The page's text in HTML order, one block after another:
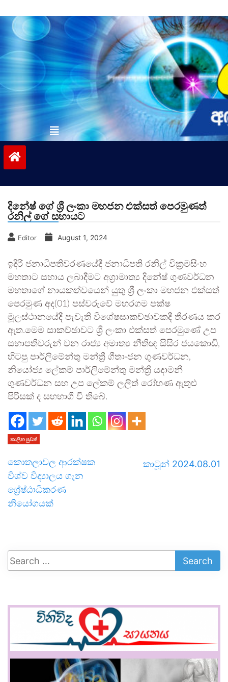
to
contentvinivida.lk
දිනේෂ් ගේ ශ්‍රී ලංකා මහජන එක්සත් පෙරමුණත්
රනිල් ගේ සහායට
Editor August 1, 2024
ඉදිරි ජනාධිපතිවරණයේදී ජනාධිපති රනිල් වික්‍රමසිංහ
මහතාට සහාය ලබාදීමට අග්‍රාමාත්‍ය දිනේෂ් ගුණවර්ධන
මහතාගේ නායකත්වයෙන් යුතු ශ්‍රී ලංකා මහජන එක්සත්
පෙරමුණ අද(01) පස්වරුවේ මහරගම පක්ෂ
මූලස්ථානයේදී පැවැති විශේෂසාකච්ඡාවකදී තීරණය කර
ඇත.මෙම සාකච්ඡාවට ශ්‍රී ලංකා එක්සත් පෙරමුණේ උප
සභාපතිවරුන් වන රාජ්‍ය අමාත්‍ය නීතිඥ සිසිර ජයකොඩි,
හිටපු පාර්ලිමේන්තු මන්ත්‍රී ගීතාංජන ගුණවර්ධන,
නියෝජ්‍ය ලේකම් පාර්ලිමේන්තු මන්ත්‍රී යදාමනී
ගුණවර්ධන සහ උප ලේකම් ලලිත් රෝහණ ඇතුළු
පිරිසක් ද සහභාගී වී තිබේ.
කාලීන පුවත්
කොතලාවල ආරක්ෂක
විශ්ව විද්‍යාලය ගැන
ශ්‍රේෂ්ඨාධිකරණ
නියෝගයක්
කාටූන් 2024.08.01